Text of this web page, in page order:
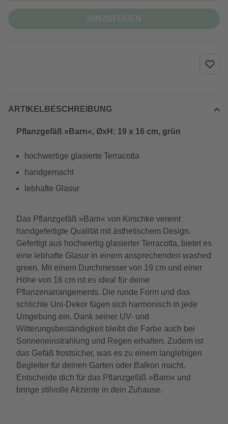
ARTIKELBESCHREIBUNG
Pflanzgefäß »Barn«, ØxH: 19 x 16 cm, grün
hochwertige glasierte Terracotta
handgemacht
lebhafte Glasur
Das Pflanzgefäß »Barn« von Kirschke vereint
handgefertigte Qualität mit ästhetischem Design.
Gefertigt aus hochwertig glasierter Terracotta, bietet es
eine lebhafte Glasur in einem ansprechenden washed
green. Mit einem Durchmesser von 19 cm und einer
Höhe von 16 cm ist es ideal für deine
Pflanzenarrangements. Die runde Form und das
schlichte Uni-Dekor fügen sich harmonisch in jede
Umgebung ein. Dank seiner UV- und
Witterungsbeständigkeit bleibt die Farbe auch bei
Sonneneinstrahlung und Regen erhalten. Zudem ist
das Gefäß frostsicher, was es zu einem langlebigen
Begleiter für deinen Garten oder Balkon macht.
Entscheide dich für das Pflanzgefäß »Barn« und
bringe stilvolle Akzente in dein Zuhause.